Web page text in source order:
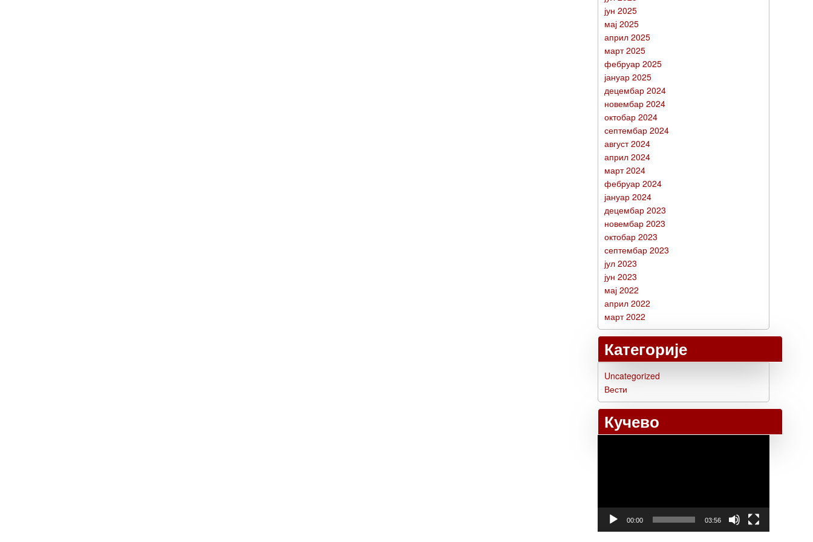
јун 2025
мај 2025
април 2025
март 2025
фебруар 2025
јануар 2025
децембар 2024
новембар 2024
октобар 2024
септембар 2024
август 2024
април 2024
март 2024
фебруар 2024
јануар 2024
децембар 2023
новембар 2023
октобар 2023
септембар 2023
јул 2023
јун 2023
мај 2022
април 2022
март 2022
Категорије
Uncategorized
Вести
Кучево
00:00 03:56